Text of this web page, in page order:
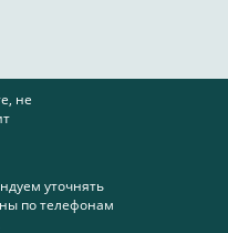
не
уточнять
по телефонам